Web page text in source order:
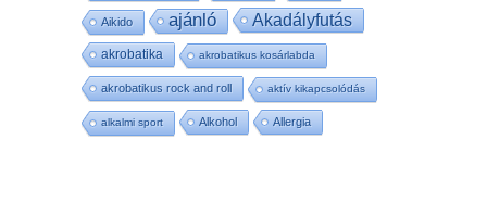
Aikido ajánló Akadályfutás
akrobatika akrobatikus kosárlabda
akrobatikus rock and roll aktív kikapcsolódás
alkalmi sport Alkohol Allergia